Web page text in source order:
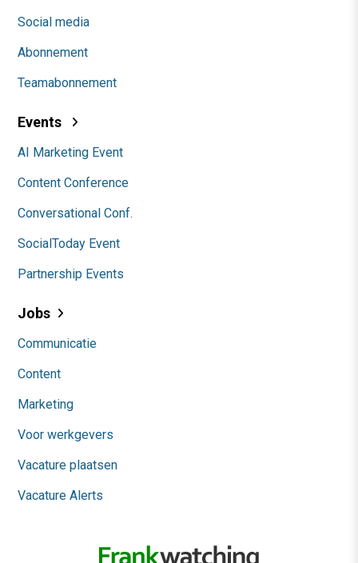
Social media
Abonnement
Teamabonnement
Events
AI Marketing Event
Content Conference
Conversational Conf.
SocialToday Event
Partnership Events
Jobs
Communicatie
Content
Marketing
Voor werkgevers
Vacature plaatsen
Vacature Alerts